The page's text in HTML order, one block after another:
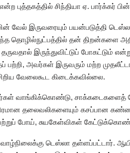
புத்தகத்தில் சிந்தியா ஏ. பார்க்கர்
வேல் இருவரையும் பயன்படுத்தி
தொழில்நுட்பத்தில் தன்
இருந்துவிட்டுப் போகட்டும்
பற்றி, அவர்கள் இருவரும் மற்ற
வேலைகூட கிடைக்கவில்லை.
வாங்கிக்கொண்டு,
தலைவலிகளையும் கசப்பான
போய், சுயகேள்விகள்
வாழ்நிலைக்கு டெஸ்லா தள்ளப்பட்டார்.